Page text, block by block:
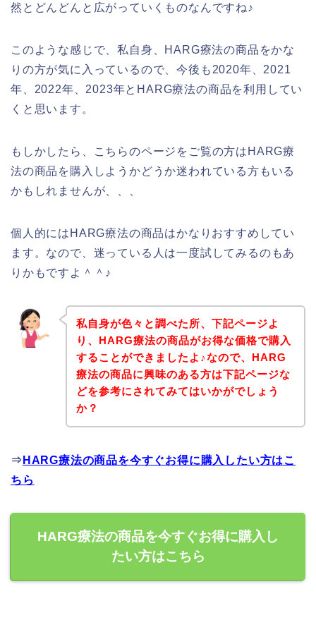
然とどんどんと広がっていくものなんですね♪
このような感じで、私自身、HARG療法の商品をかな
りの方が気に入っているので、今後も2020年、2021
年、2022年、2023年とHARG療法の商品を利用してい
くと思います。
もしかしたら、こちらのページをご覧の方はHARG療
法の商品を購入しようかどうか迷われている方もいる
かもしれませんが、、、
個人的にはHARG療法の商品はかなりおすすめしてい
ます。なので、迷っている人は一度試してみるのもあ
りかもですよ＾＾♪
私自身が色々と調べた所、下記ページよ
り、HARG療法の商品がお得な価格で購入
することができましたよ♪なので、HARG
療法の商品に興味のある方は下記ページな
どを参考にされてみてはいかがでしょう
か？
⇒ HARG療法の商品を今すぐお得に購入したい方はこ
ちら
HARG療法の商品を今すぐお得に購入し
たい方はこちら